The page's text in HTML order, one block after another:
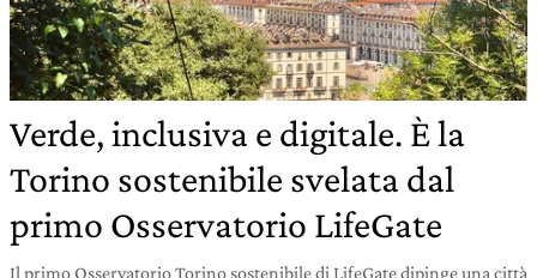
Verde, inclusiva e digitale. È la
Torino sostenibile svelata dal
primo Osservatorio LifeGate
Il primo Osservatorio Torino sostenibile di LifeGate dipinge una città